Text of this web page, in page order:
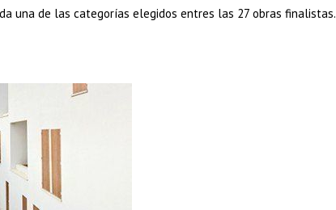
una de las categorías elegidos entres las 27 obras finalistas.